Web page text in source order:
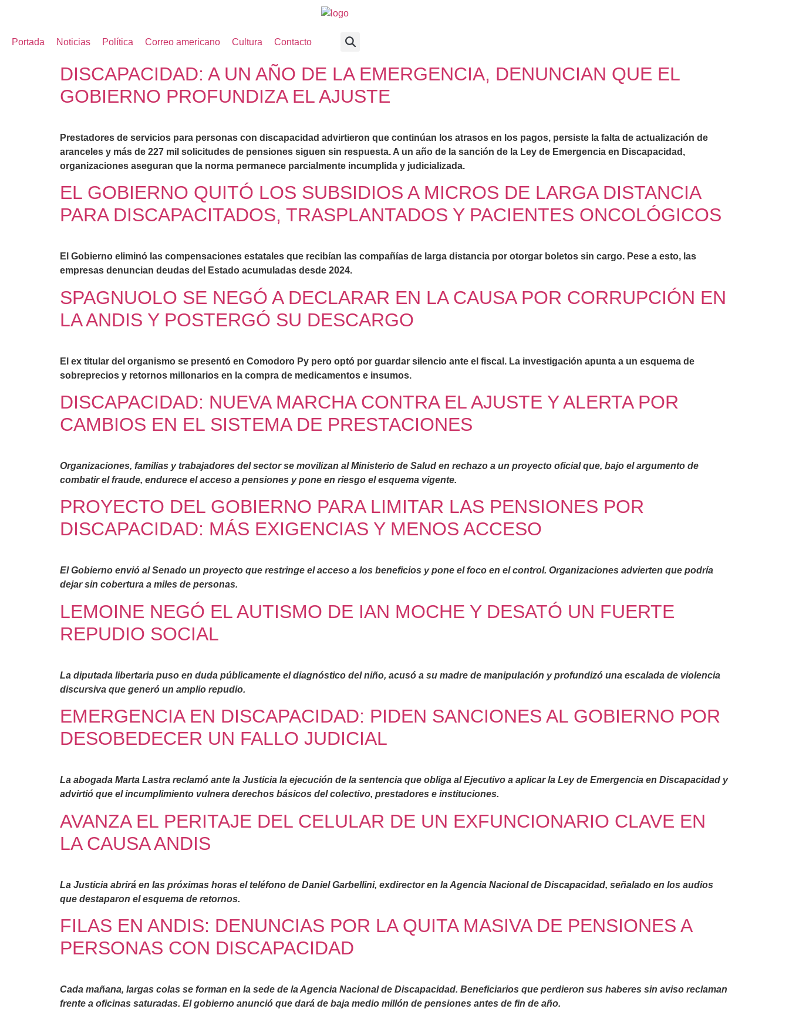
Portada Noticias Política Correo americano Cultura Contacto
DISCAPACIDAD: A UN AÑO DE LA EMERGENCIA, DENUNCIAN QUE EL
GOBIERNO PROFUNDIZA EL AJUSTE
Prestadores de servicios para personas con discapacidad advirtieron que continúan los atrasos en los pagos, persiste la falta de actualización de
aranceles y más de 227 mil solicitudes de pensiones siguen sin respuesta. A un año de la sanción de la Ley de Emergencia en Discapacidad,
organizaciones aseguran que la norma permanece parcialmente incumplida y judicializada.
EL GOBIERNO QUITÓ LOS SUBSIDIOS A MICROS DE LARGA DISTANCIA
PARA DISCAPACITADOS, TRASPLANTADOS Y PACIENTES ONCOLÓGICOS
El Gobierno eliminó las compensaciones estatales que recibían las compañías de larga distancia por otorgar boletos sin cargo. Pese a esto, las
empresas denuncian deudas del Estado acumuladas desde 2024.
SPAGNUOLO SE NEGÓ A DECLARAR EN LA CAUSA POR CORRUPCIÓN EN
LA ANDIS Y POSTERGÓ SU DESCARGO
El ex titular del organismo se presentó en Comodoro Py pero optó por guardar silencio ante el fiscal. La investigación apunta a un esquema de
sobreprecios y retornos millonarios en la compra de medicamentos e insumos.
DISCAPACIDAD: NUEVA MARCHA CONTRA EL AJUSTE Y ALERTA POR
CAMBIOS EN EL SISTEMA DE PRESTACIONES
Organizaciones, familias y trabajadores del sector se movilizan al Ministerio de Salud en rechazo a un proyecto oficial que, bajo el argumento de
combatir el fraude, endurece el acceso a pensiones y pone en riesgo el esquema vigente.
PROYECTO DEL GOBIERNO PARA LIMITAR LAS PENSIONES POR
DISCAPACIDAD: MÁS EXIGENCIAS Y MENOS ACCESO
El Gobierno envió al Senado un proyecto que restringe el acceso a los beneficios y pone el foco en el control. Organizaciones advierten que podría
dejar sin cobertura a miles de personas.
LEMOINE NEGÓ EL AUTISMO DE IAN MOCHE Y DESATÓ UN FUERTE
REPUDIO SOCIAL
La diputada libertaria puso en duda públicamente el diagnóstico del niño, acusó a su madre de manipulación y profundizó una escalada de violencia
discursiva que generó un amplio repudio.
EMERGENCIA EN DISCAPACIDAD: PIDEN SANCIONES AL GOBIERNO POR
DESOBEDECER UN FALLO JUDICIAL
La abogada Marta Lastra reclamó ante la Justicia la ejecución de la sentencia que obliga al Ejecutivo a aplicar la Ley de Emergencia en Discapacidad y
advirtió que el incumplimiento vulnera derechos básicos del colectivo, prestadores e instituciones.
AVANZA EL PERITAJE DEL CELULAR DE UN EXFUNCIONARIO CLAVE EN
LA CAUSA ANDIS
La Justicia abrirá en las próximas horas el teléfono de Daniel Garbellini, exdirector en la Agencia Nacional de Discapacidad, señalado en los audios
que destaparon el esquema de retornos.
FILAS EN ANDIS: DENUNCIAS POR LA QUITA MASIVA DE PENSIONES A
PERSONAS CON DISCAPACIDAD
Cada mañana, largas colas se forman en la sede de la Agencia Nacional de Discapacidad. Beneficiarios que perdieron sus haberes sin aviso reclaman
frente a oficinas saturadas. El gobierno anunció que dará de baja medio millón de pensiones antes de fin de año.